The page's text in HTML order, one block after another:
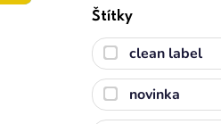
Štítky
clean label
novinka